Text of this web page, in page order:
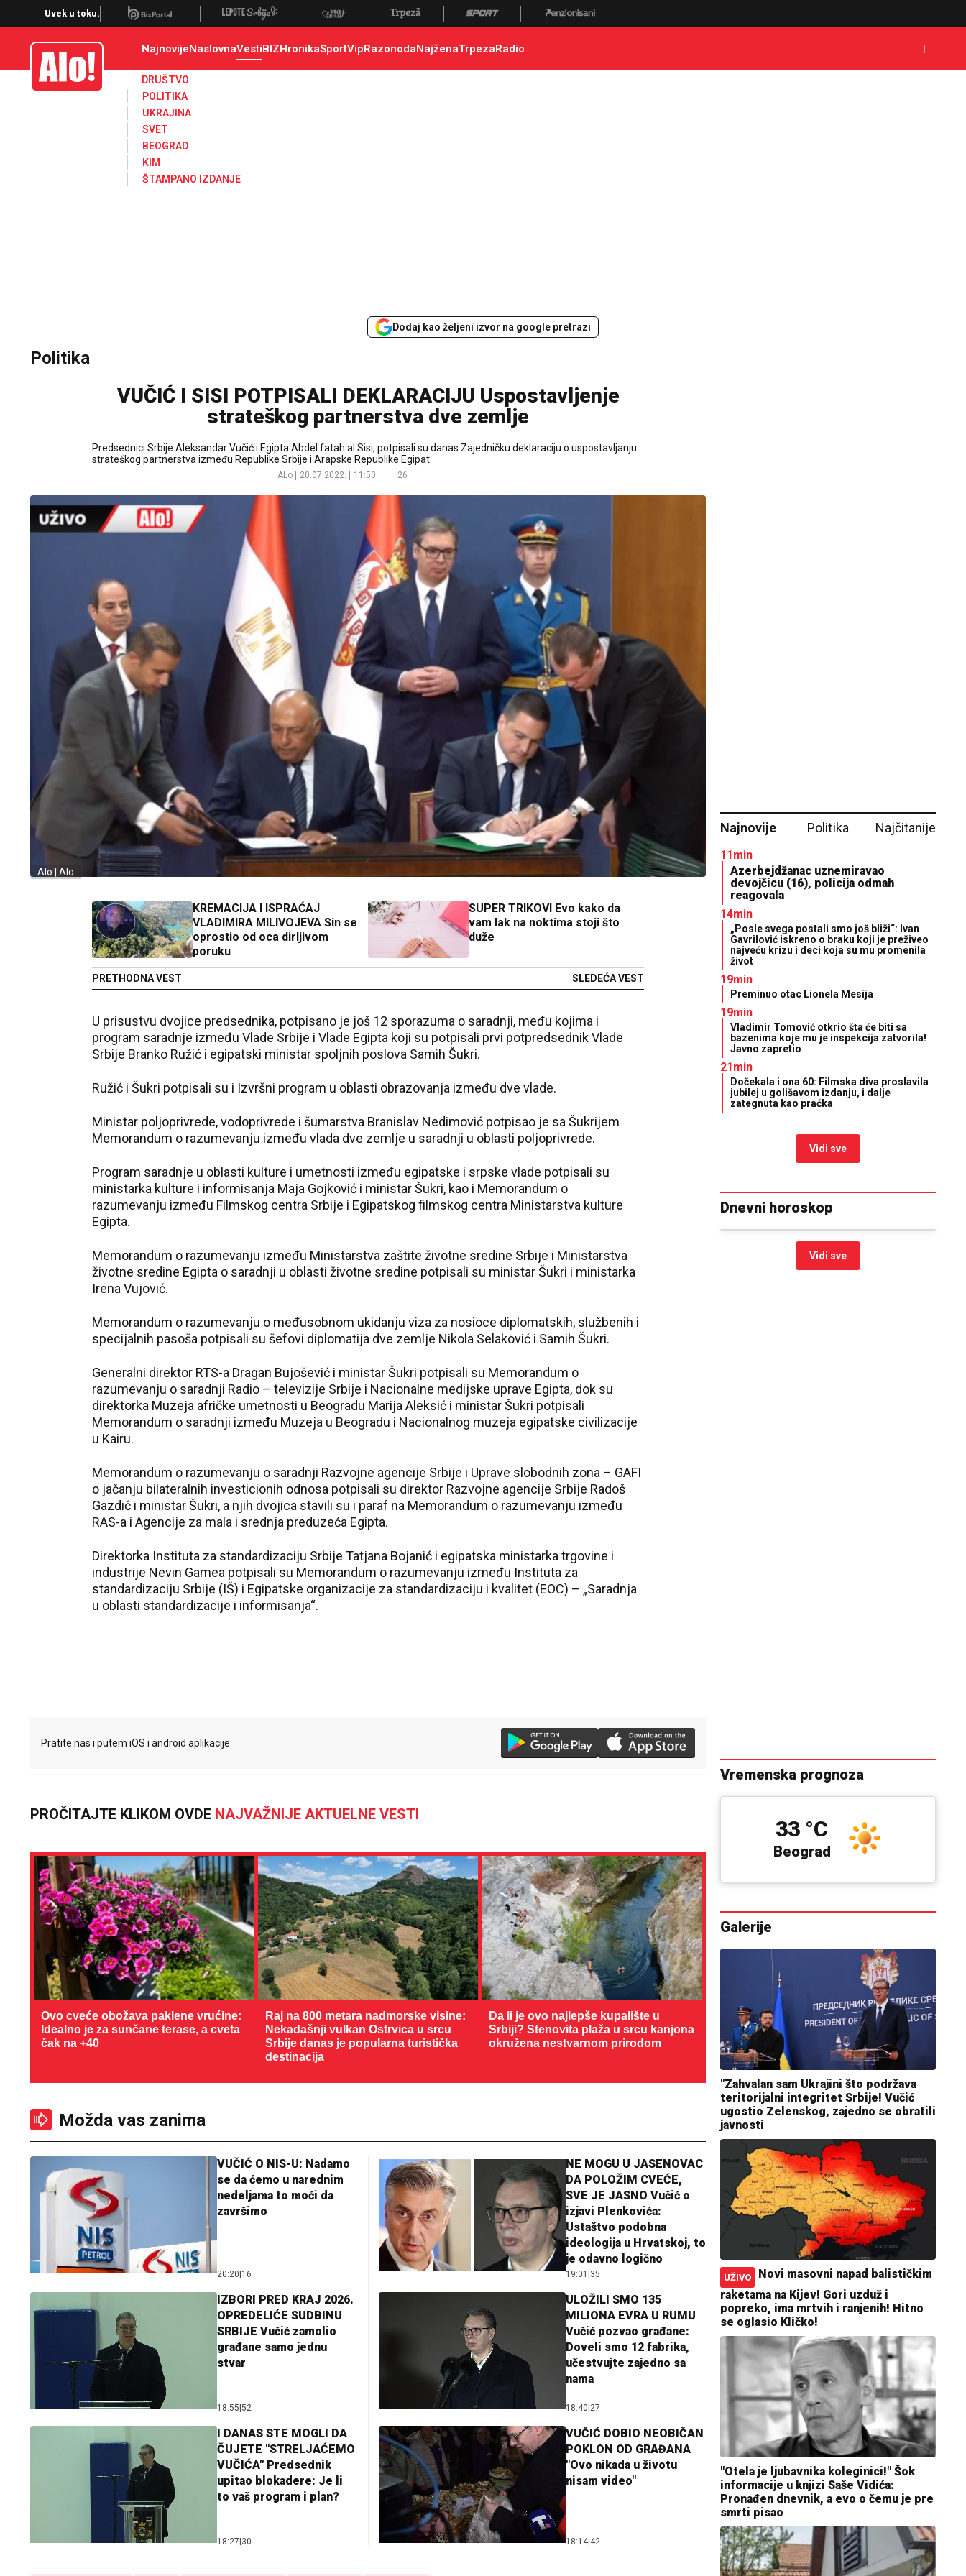
Uvek u toku.
Alo NajnovijeNaslovnaVestiBIZHronikaSportVipRazonodaNajženaTrpezaRadio
DRUŠTVO
POLITIKA
UKRAJINA
SVET
BEOGRAD
KIM
ŠTAMPANO IZDANJE
Dodaj kao željeni izvor na google pretrazi
Politika
VUČIĆ I SISI POTPISALI DEKLARACIJU Uspostavljenje
strateškog partnerstva dve zemlje
Predsednici Srbije Aleksandar Vučić i Egipta Abdel fatah al Sisi, potpisali su danas Zajedničku deklaraciju o uspostavljanju
strateškog partnerstva između Republike Srbije i Arapske Republike Egipat.
ALo 20.07.2022. 11:50 26
Alo | Alo
KREMACIJA I ISPRAĆAJ
VLADIMIRA MILIVOJEVA Sin se
oprostio od oca dirljivom
poruku
PRETHODNA VEST
SUPER TRIKOVI Evo kako da
vam lak na noktima stoji što
duže
SLEDEĆA VEST
U prisustvu dvojice predsednika, potpisano je još 12 sporazuma o saradnji, među kojima i
program saradnje između Vlade Srbije i Vlade Egipta koji su potpisali prvi potpredsednik Vlade
Srbije Branko Ružić i egipatski ministar spoljnih poslova Samih Šukri.
Ružić i Šukri potpisali su i Izvršni program u oblasti obrazovanja između dve vlade.
Ministar poljoprivrede, vodoprivrede i šumarstva Branislav Nedimović potpisao je sa Šukrijem
Memorandum o razumevanju između vlada dve zemlje u saradnji u oblasti poljoprivrede.
Program saradnje u oblasti kulture i umetnosti između egipatske i srpske vlade potpisali su
ministarka kulture i informisanja Maja Gojković i ministar Šukri, kao i Memorandum o
razumevanju između Filmskog centra Srbije i Egipatskog filmskog centra Ministarstva kulture
Egipta.
Memorandum o razumevanju između Ministarstva zaštite životne sredine Srbije i Ministarstva
životne sredine Egipta o saradnji u oblasti životne sredine potpisali su ministar Šukri i ministarka
Irena Vujović.
Memorandum o razumevanju o međusobnom ukidanju viza za nosioce diplomatskih, službenih i
specijalnih pasoša potpisali su šefovi diplomatija dve zemlje Nikola Selaković i Samih Šukri.
Generalni direktor RTS-a Dragan Bujošević i ministar Šukri potpisali su Memorandum o
razumevanju o saradnji Radio – televizije Srbije i Nacionalne medijske uprave Egipta, dok su
direktorka Muzeja afričke umetnosti u Beogradu Marija Aleksić i ministar Šukri potpisali
Memorandum o saradnji između Muzeja u Beogradu i Nacionalnog muzeja egipatske civilizacije
u Kairu.
Memorandum o razumevanju o saradnji Razvojne agencije Srbije i Uprave slobodnih zona – GAFI
o jačanju bilateralnih investicionih odnosa potpisali su direktor Razvojne agencije Srbije Radoš
Gazdić i ministar Šukri, a njih dvojica stavili su i paraf na Memorandum o razumevanju između
RAS-a i Agencije za mala i srednja preduzeća Egipta.
Direktorka Instituta za standardizaciju Srbije Tatjana Bojanić i egipatska ministarka trgovine i
industrije Nevin Gamea potpisali su Memorandum o razumevanju između Instituta za
standardizaciju Srbije (IŠ) i Egipatske organizacije za standardizaciju i kvalitet (EOC) – „Saradnja
u oblasti standardizacije i informisanja“.
Pratite nas i putem iOS i android aplikacije
PROČITAJTE KLIKOM OVDE NAJVAŽNIJE AKTUELNE VESTI
Ovo cveće obožava paklene vrućine:
Idealno je za sunčane terase, a cveta
čak na +40
Raj na 800 metara nadmorske visine:
Nekadašnji vulkan Ostrvica u srcu
Srbije danas je popularna turistička
destinacija
Da li je ovo najlepše kupalište u
Srbiji? Stenovita plaža u srcu kanjona
okružena nestvarnom prirodom
Možda vas zanima
VUČIĆ O NIS-U: Nadamo
se da ćemo u narednim
nedeljama to moći da
završimo
20:20 16
NE MOGU U JASENOVAC
DA POLOŽIM CVEĆE,
SVE JE JASNO Vučić o
izjavi Plenkovića:
Ustaštvo podobna
ideologija u Hrvatskoj, to
je odavno logično
19:01 35
IZBORI PRED KRAJ 2026.
OPREDELIĆE SUDBINU
SRBIJE Vučić zamolio
građane samo jednu
stvar
18:55 52
ULOŽILI SMO 135
MILIONA EVRA U RUMU
Vučić pozvao građane:
Doveli smo 12 fabrika,
učestvujte zajedno sa
nama
18:40 27
I DANAS STE MOGLI DA
ČUJETE "STRELJAĆEMO
VUČIĆA" Predsednik
upitao blokadere: Je li
to vaš program i plan?
18:27 30
VUČIĆ DOBIO NEOBIČAN
POKLON OD GRAĐANA
"Ovo nikada u životu
nisam video"
18:14 42
Najnovije Politika Najčitanije
11min
Azerbejdžanac uznemiravao
devojčicu (16), policija odmah
reagovala
14min
„Posle svega postali smo još bliži“: Ivan
Gavrilović iskreno o braku koji je preživeo
najveću krizu i deci koja su mu promenila
život
19min
Preminuo otac Lionela Mesija
19min
Vladimir Tomović otkrio šta će biti sa
bazenima koje mu je inspekcija zatvorila!
Javno zapretio
21min
Dočekala i ona 60: Filmska diva proslavila
jubilej u golišavom izdanju, i dalje
zategnuta kao praćka
Vidi sve
Dnevni horoskop
Vidi sve
Vremenska prognoza
Loznica Beograd
33 °C
Galerije
"Zahvalan sam Ukrajini što podržava
teritorijalni integritet Srbije! Vučić
ugostio Zelenskog, zajedno se obratili
javnosti
UŽIVO
Novi masovni napad balističkim
raketama na Kijev! Gori uzduž i
popreko, ima mrtvih i ranjenih! Hitno
se oglasio Kličko!
"Otela je ljubavnika koleginici!" Šok
informacije u knjizi Saše Vidića:
Pronađen dnevnik, a evo o čemu je pre
smrti pisao